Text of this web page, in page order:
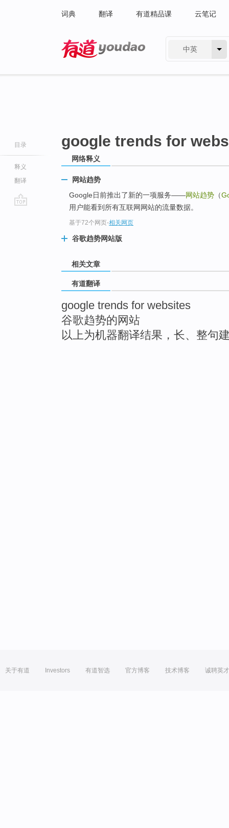
词典 翻译 有道精品课 云笔记
中英
目录
释义
翻译
google trends for
网络释义
网站趋势
Google日前推出了新的一项服务——网站趋势 （
用户能看到所有互联网网站的流量数据。
基于72个网页-相关网页
谷歌趋势网站版
相关文章
有道翻译
google trends for websites
谷歌趋势的网站
以上为机器翻译结果，长、整句
关于有道 Investors 有道智选 官方博客 技术博客 诚聘英才